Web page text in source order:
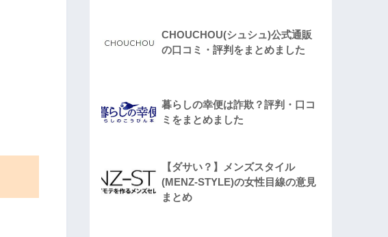
CHOUCHOU(シュシュ)公式通販
の口コミ・評判をまとめました
暮らしの幸便は詐欺？評判・口コ
ミをまとめました
【ダサい？】メンズスタイル
(MENZ-STYLE)の女性目線の意見
まとめ